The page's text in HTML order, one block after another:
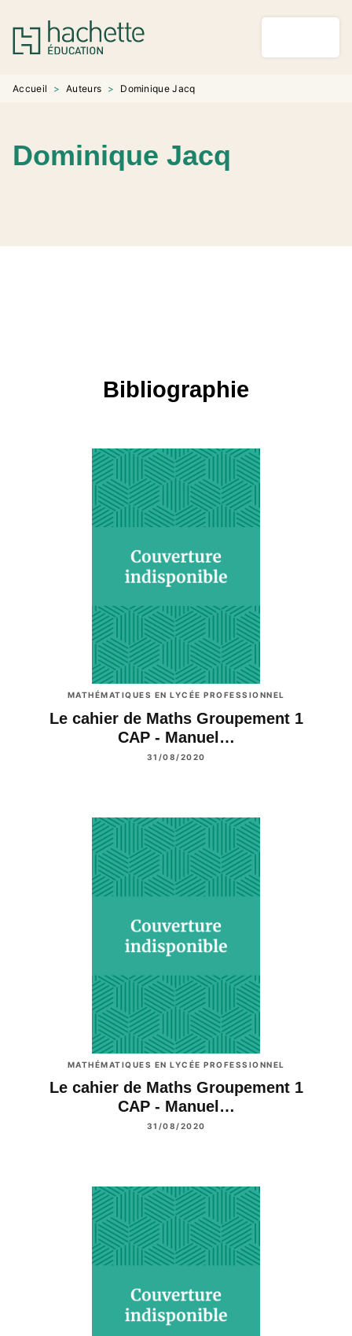
MENU RECHERCHE
PIED DE PAGE
Accueil > Auteurs > Dominique Jacq
Dominique Jacq
Bibliographie
MATHÉMATIQUES EN LYCÉE PROFESSIONNEL
Le cahier de Maths Groupement 1
CAP - Manuel…
31/08/2020
MATHÉMATIQUES EN LYCÉE PROFESSIONNEL
Le cahier de Maths Groupement 1
CAP - Manuel…
31/08/2020